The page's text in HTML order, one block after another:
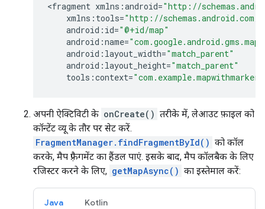
<fragment xmlns :android="http://
xmlns : tools="http://schemas.android.com/
android : id="@+id/map"
android :name=
android : layout_width="match_parent"
android : layout_height="match_parent"
tools :context=
अपनी ऐक्टिविटी के onCreate() तरीके में, लेआउट फ़ाइल को
कॉन्टेंट व्यू के तौर पर सेट करें.
FragmentManager.findFragmentById() को कॉल
करके, मैप फ़्रैगमेंट का हैंडल पाएं. इसके बाद, मैप कॉलबैक के लिए
रजिस्टर करने के लिए, getMapAsync() का इस्तेमाल करें:
Java Kotlin